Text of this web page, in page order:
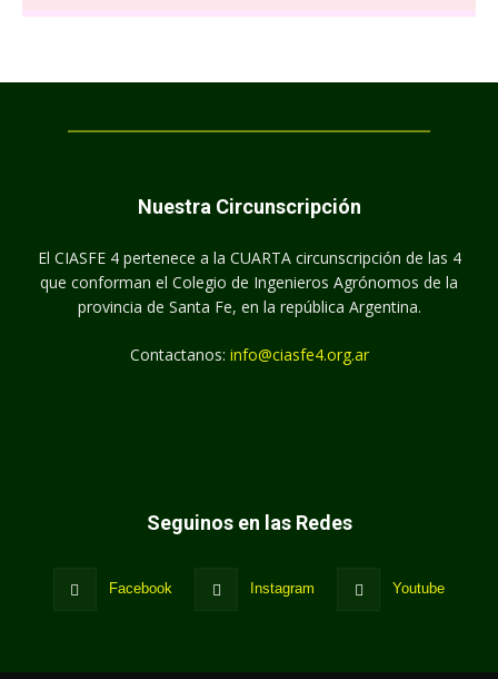
Nuestra Circunscripción
El CIASFE 4 pertenece a la CUARTA circunscripción de las 4
que conforman el Colegio de Ingenieros Agrónomos de la
provincia de Santa Fe, en la república Argentina.
Contactanos: info@ciasfe4.org.ar
Seguinos en las Redes
Facebook Instagram Youtube